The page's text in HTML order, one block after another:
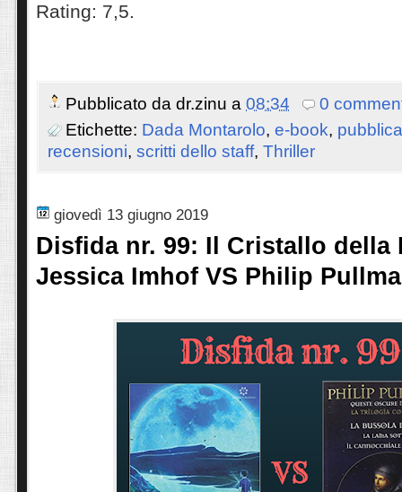
Rating: 7,5.
Pubblicato da dr.zinu a 08:34
0
Etichette: Dada Montarolo, e-book,
recensioni, scritti dello staff, Thriller
giovedì 13 giugno 2019
Disfida nr. 99: Il Cristallo della
Jessica Imhof VS Philip